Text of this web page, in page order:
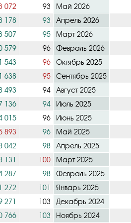
072 93
Май 2026
178
93
Апрель 2026
507
95
Март 2026
579
96
Февраль 2026
543
96
Октябрь 2025
638
95
Сентябрь 2025
493
94
Август 2025
136
94
Июль 2025
015
96
Июнь 2025
893
96
Май 2025
042
98
Апрель 2025
131
100
Март 2025
287
98
Февраль 2025
272
101
Январь 2025
271
103
Декабрь 2024
766
103 Ноябрь 2024